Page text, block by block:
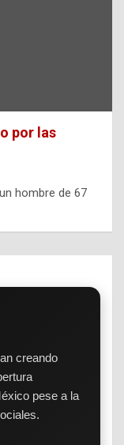
por las
hombre de 67
creando
pese a la